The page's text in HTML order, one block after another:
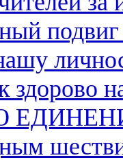
здорово